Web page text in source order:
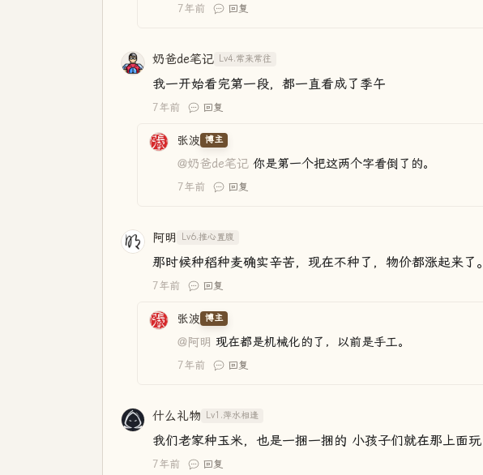
7年前 回复
奶爸de笔记 Lv4.常来常往
我一开始看完第一段，都一直看成了季午
7年前 回复
张波 博主
@奶爸de笔记 你是第一个把这两个字看倒了的。
7年前 回复
阿明 Lv6.推心置腹
那时候种稻种麦确实辛苦，现在不种了，物价都涨起来了。
7年前 回复
张波 博主
@阿明 现在都是机械化的了，以前是手工。
7年前 回复
什么礼物 Lv1.萍水相逢
我们老家种玉米，也是一捆一捆的 小孩子们就在那上面玩
7年前 回复